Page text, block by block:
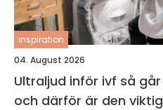
inspiration
04. August 2026
Ultraljud inför ivf så går undersökningen till
och därför är den viktig